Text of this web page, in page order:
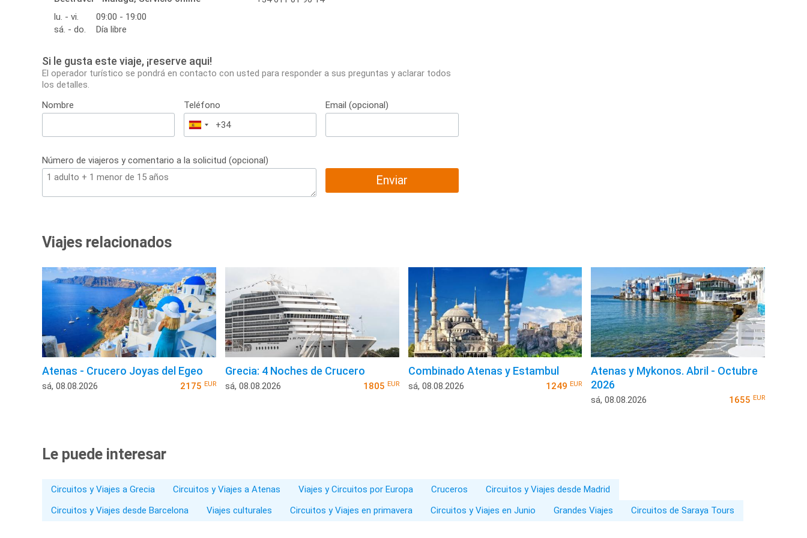
lu. - vi.
09:00 - 19:00
sá. - do.
Día libre
Si le gusta este viaje, ¡reserve aqui!
El operador turístico se pondrá en contacto con usted para responder a sus preguntas y aclarar todos
los detalles.
Nombre
Teléfono
España
+34
Email (opcional)
Número de viajeros y comentario a la solicitud (opcional)
Enviar
Viajes relacionados
Atenas - Crucero Joyas del Egeo
sá, 08.08.2026 2175 EUR
Grecia: 4 Noches de Crucero
sá, 08.08.2026 1805 EUR
Combinado Atenas y Estambul
sá, 08.08.2026 1249EUR
Atenas y Mykonos. Abril - Octubre
2026
sá, 08.08.2026 1655 EUR
Le puede interesar
Circuitos y Viajes a Grecia Circuitos y Viajes a Atenas Viajes y Circuitos por Europa Cruceros
Circuitos y Viajes desde Madrid
Circuitos y Viajes desde Barcelona
Viajes culturales Circuitos y Viajes en primavera Circuitos y Viajes en Junio Grandes Viajes Circuitos de Saraya Tours